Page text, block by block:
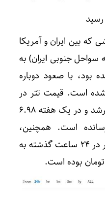
که بین ایران و آمریکا
سواحل جنوبی ایران) به
رسیده بود، با صعود دوباره
دلاری شده است. قیمت تتر در
یک روز گذشته ۱.۹۴ درصد رشد و در یک هفته ۶.۹۸
است. همچنین،
پایین‌ترین قیمتی که برای تتر در ۲۴ ساعت گذشته به